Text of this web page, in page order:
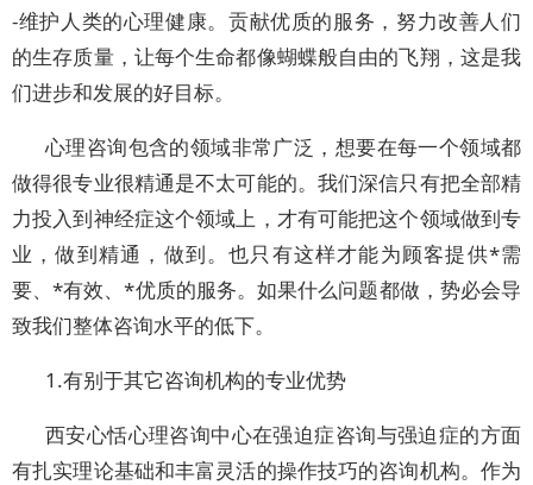
-维护人类的心理健康。贡献优质的服务，努力改善人们
的生存质量，让每个生命都像蝴蝶般自由的飞翔，这是我
们进步和发展的好目标。
心理咨询包含的领域非常广泛，想要在每一个领域都
做得很专业很精通是不太可能的。我们深信只有把全部精
力投入到神经症这个领域上，才有可能把这个领域做到专
业，做到精通，做到。也只有这样才能为顾客提供*需
要、*有效、*优质的服务。如果什么问题都做，势必会导
致我们整体咨询水平的低下。
1.有别于其它咨询机构的专业优势
西安心恬心理咨询中心在强迫症咨询与强迫症的方面
有扎实理论基础和丰富灵活的操作技巧的咨询机构。作为